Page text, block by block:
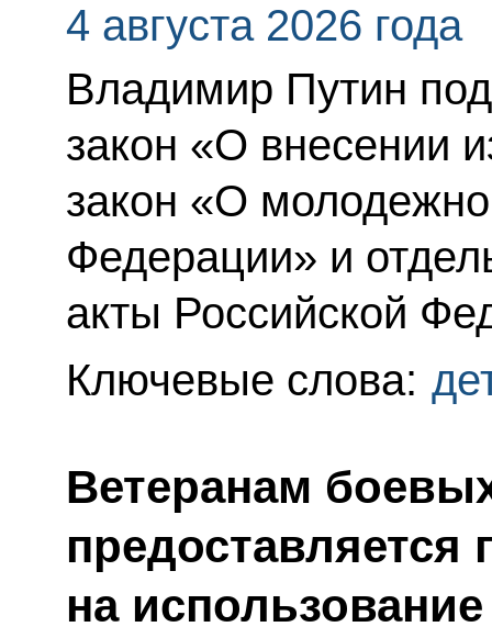
4 августа 2026 года
Владимир Путин
закон «О внесении
закон «О
Федерации» и
акты Российской
Ключевые слова:
Ветеранам
предоставляется
на